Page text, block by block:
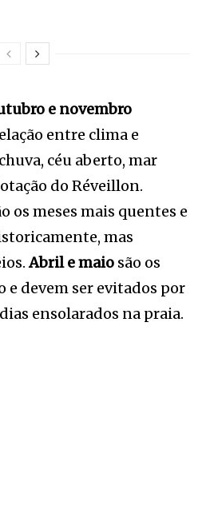
e novembro
entre clima e
céu aberto, mar
do Réveillon.
os meses mais quentes e
mas
Abril e maio são os
e devem ser evitados por
ensolarados na praia.